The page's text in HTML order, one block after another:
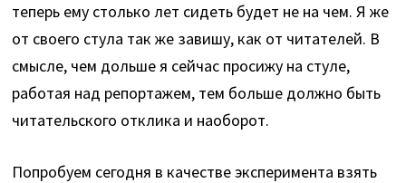
теперь ему столько лет сидеть будет не на чем. Я же
от своего стула так же завишу, как от читателей. В
смысле, чем дольше я сейчас просижу на стуле,
работая над репортажем, тем больше должно быть
читательского отклика и наоборот.
Попробуем сегодня в качестве эксперимента взять